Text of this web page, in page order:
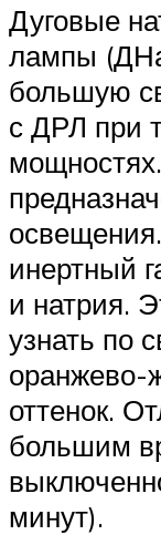
Дуговые
лампы
большую
с ДРЛ при
инертный
и натрия.
узнать по
оранжево-
оттенок.
большим
минут).